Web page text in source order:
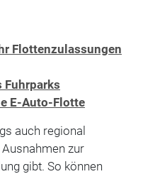
Flottenzulassungen
Fuhrparks
E-Auto-Flotte
auch regional
zur
gibt. So können